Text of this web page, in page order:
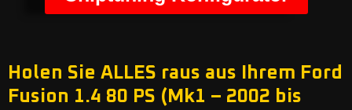
Holen Sie ALLES raus aus Ihrem Ford
Fusion 1.4 80 PS (Mk1 – 2002 bis